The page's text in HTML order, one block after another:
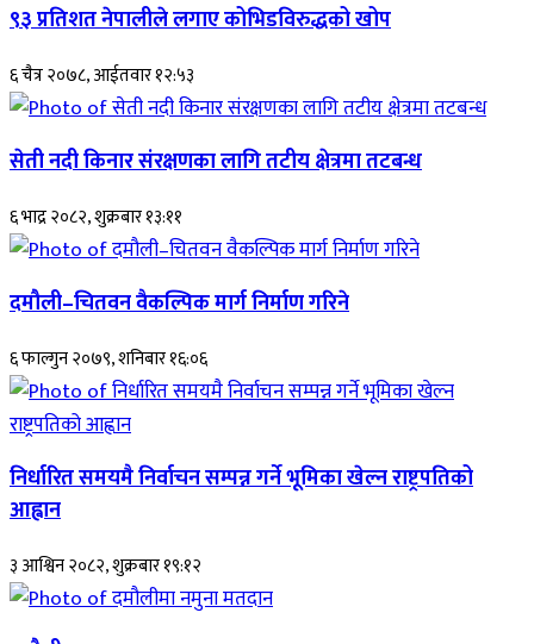
९३ प्रतिशत नेपालीले लगाए कोभिडविरुद्धको खोप
६ चैत्र २०७८, आईतवार १२:५३
सेती नदी किनार संरक्षणका लागि तटीय क्षेत्रमा तटबन्ध
६ भाद्र २०८२, शुक्रबार १३:११
दमौली–चितवन वैकल्पिक मार्ग निर्माण गरिने
६ फाल्गुन २०७९, शनिबार १६:०६
निर्धारित समयमै निर्वाचन सम्पन्न गर्ने भूमिका खेल्न राष्ट्रपतिको
आह्वान
३ आश्विन २०८२, शुक्रबार १९:१२